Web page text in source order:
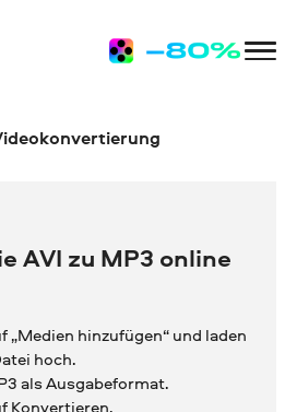
AVI zu MP3 online
„Medien hinzufügen“ und laden
hoch.
als Ausgabeformat.